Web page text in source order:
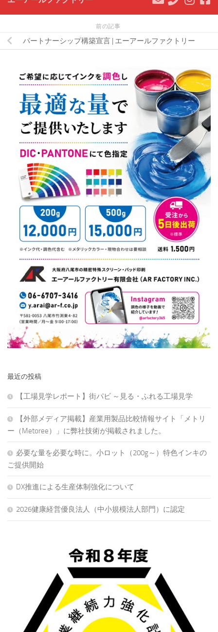
前の記事
パートナーシップ構築宣言 | エーアールファクトリー
最近の投稿
【工場見学レポート】街パビ ～見る・ふれる工場見学
【外部メディア掲載】産業用製品比較情報サイト「メトリ
ー（Metoree）」に弊社技術が掲載されました。
必要な量を必要な時に。小ロット（200g～）特色インキの
ご提供開始
DX推進による生産体制強化について
2026健康経営優良法人（中小規模法人部門）に認定